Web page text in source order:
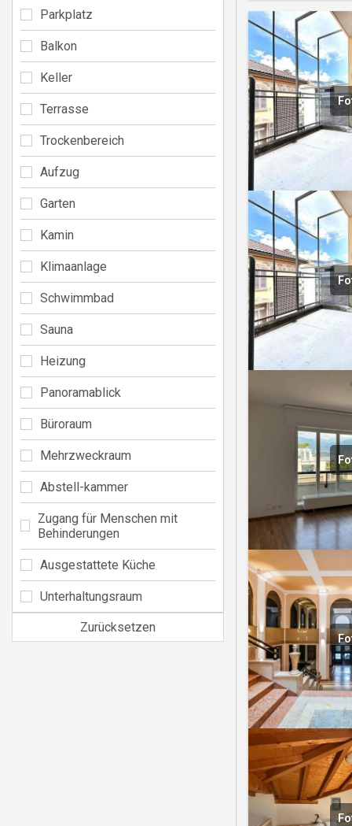
Parkplatz
Balkon
Keller
Terrasse
Trockenbereich
Aufzug
Garten
Kamin
Klimaanlage
Schwimmbad
Sauna
Heizung
Panoramablick
Büroraum
Mehrzweckraum
Abstell-kammer
Zugang für Menschen mit
Behinderungen
Ausgestattete Küche
Unterhaltungsraum
Zurücksetzen